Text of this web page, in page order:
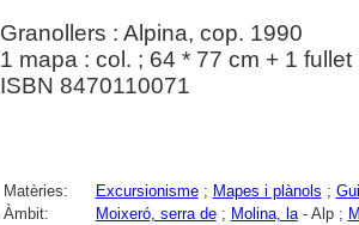
Granollers : Alpina, cop. 1990
1 mapa : col. ; 64 * 77 cm + 1 fullet
ISBN 8470110071
Matèries: Excursionisme; Mapes i plànols ;
Àmbit:
Moixeró, serra de; Molina, la- Alp ;